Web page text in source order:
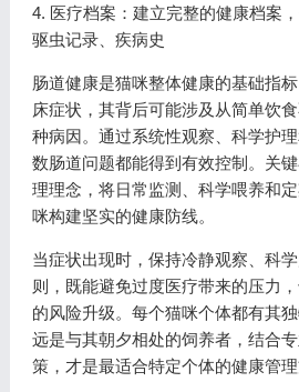
4. 医疗档案：建立完整的健康档案
驱虫记录、疾病史
肠道健康是猫咪整体健康的基础指
床症状，其背后可能涉及从简单饮
种病因。通过系统性观察、科学护
数肠道问题都能得到有效控制。关
理理念，将日常监测、科学喂养和
咪构建坚实的健康防线。
当症状出现时，保持冷静观察、科
则，既能避免过度医疗带来的压力
的风险升级。每个猫咪个体都有其
远是与其朝夕相处的饲养者，结合
策，才是最适合特定个体的健康管理